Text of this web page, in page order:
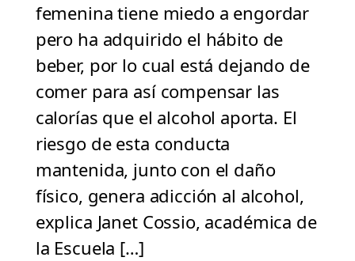
femenina tiene miedo a engordar
pero ha adquirido el hábito de
beber, por lo cual está dejando de
comer para así compensar las
calorías que el alcohol aporta. El
riesgo de esta conducta
mantenida, junto con el daño
físico, genera adicción al alcohol,
explica Janet Cossio, académica de
la Escuela […]